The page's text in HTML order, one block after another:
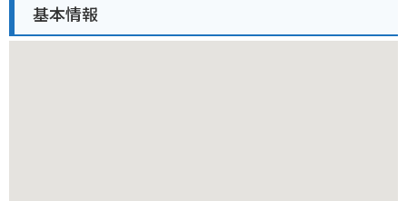
また、島内には「犬島石」と呼ばれる花崗岩が豊富に存在し、
この石を使った家々や石垣が独特の景観を作り出しています。
基本情報